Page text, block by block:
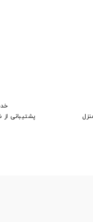
پشتیبانی از